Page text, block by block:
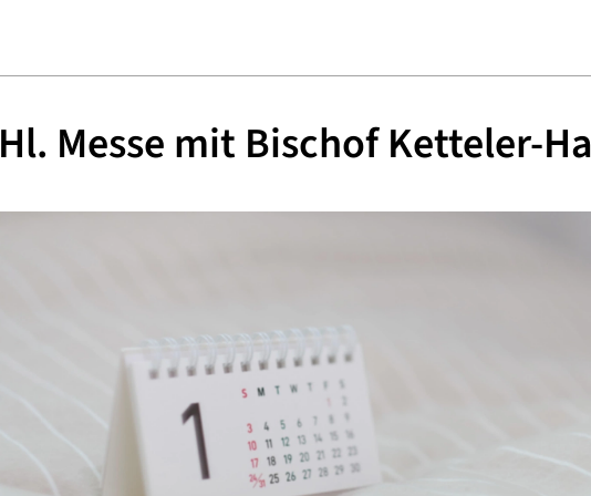
Hl. Messe mit Bischof Ketteler-